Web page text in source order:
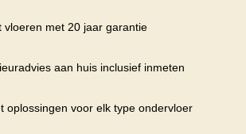
vloeren met 20 jaar garantie
aan huis inclusief inmeten
oplossingen voor elk type ondervloer